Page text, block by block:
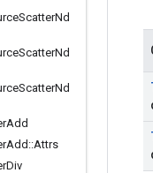
ScatterNd
ScatterNd
ScatterNd
Add
Add ::Attrs
Div